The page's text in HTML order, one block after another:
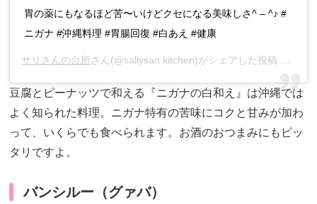
胃の薬にもなるほど苦〜いけどクセになる美味しさ^ – ^♪ #
ニガナ #沖縄料理 #胃腸回復 #白あえ #健康
サリさんの台所さん(@sallysan.kitchen)がシェアした投稿 –
豆腐とピーナッツで和える『ニガナの白和え』は沖縄では
よく知られた料理。ニガナ特有の苦味にコクと甘みが加わ
って、いくらでも食べられます。お酒のおつまみにもピッ
タリですよ。
バンシルー（グァバ）